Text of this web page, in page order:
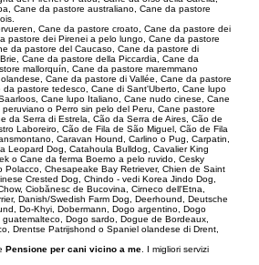
Cane da pastore australiano, Cane da pastore
Cane da pastore croato, Cane da pastore dei
pastore dei Pirenei a pelo lungo, Cane da pastore
da pastore del Caucaso, Cane da pastore di
Cane da pastore della Piccardia, Cane da
mallorquín, Cane da pastore maremmano
Cane da pastore di Vallée, Cane da pastore
pastore tedesco, Cane di Sant'Uberto, Cane lupo
Cane lupo Italiano, Cane nudo cinese, Cane
o Perro sin pelo del Peru, Cane pastore
da Serra di Estrela, Cão da Serra de Aires, Cão de
Laboreiro, Cão de Fila de São Miguel, Cão de Fila
Caravan Hound, Carlino o Pug, Carpatin,
Leopard Dog, Catahoula Bulldog, Cavalier King
o Cane da ferma Boemo a pelo ruvido, Cesky
Polacco, Chesapeake Bay Retriever, Chien de Saint
Crested Dog, Chindo - vedi Korea Jindo Dog,
Ciobănesc de Bucovina, Cirneco dell'Etna,
Danish/Swedish Farm Dog, Deerhound, Deutsche
Do-Khyi, Dobermann, Dogo argentino, Dogo
Dogo sardo, Dogue de Bordeaux,
Drentse Patrijshond o Spaniel olandese di Drent,
Pensione per cani vicino a me . I migliori servizi